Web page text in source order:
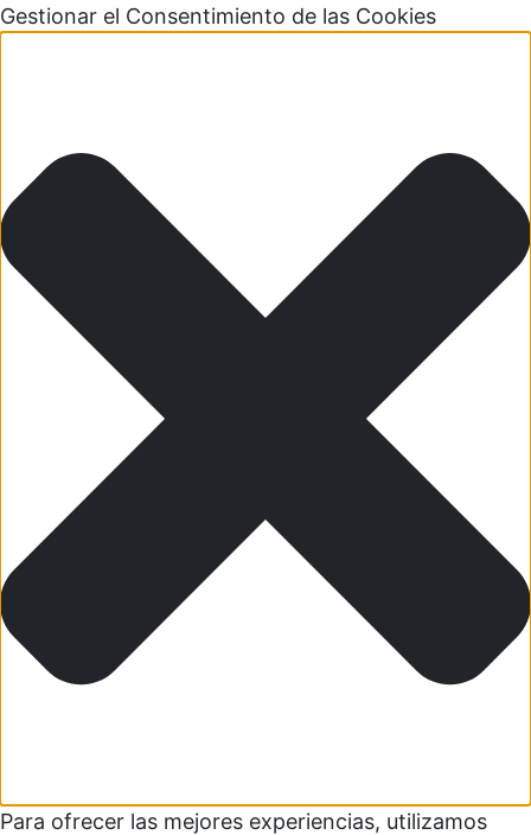
Gestionar el Consentimiento de las Cookies
Para ofrecer las mejores experiencias, utilizamos